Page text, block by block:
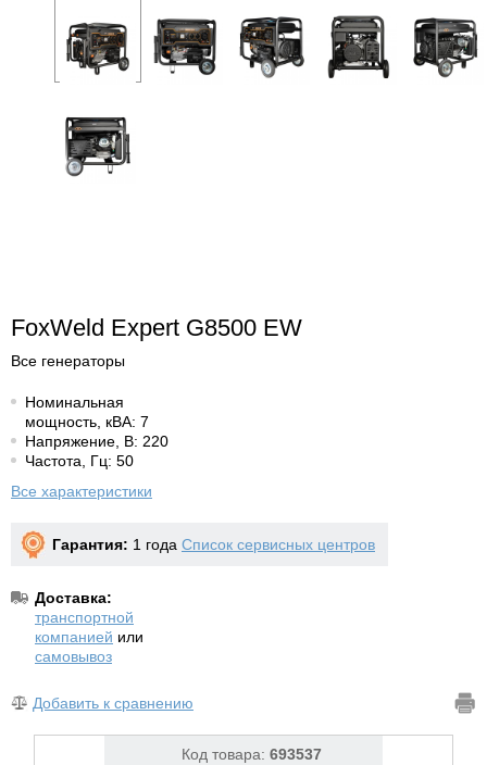
FoxWeld Expert G8500 EW
Все генераторы
Номинальная
мощность, кВА: 7
Напряжение, В: 220
Частота, Гц: 50
Все характеристики
Гарантия: 1 года Список сервисных центров
Доставка:
транспортной
компанией или
самовывоз
Добавить к сравнению
Код товара: 693537